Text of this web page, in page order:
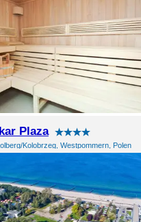
Plaza
Kolobrzeg, Westpommern, Polen